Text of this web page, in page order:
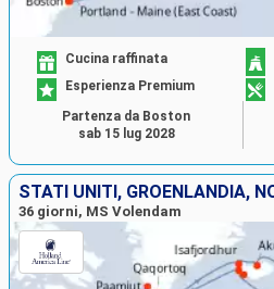
Cucina raffinata
Esperienza Premium
Partenza da Boston
sab 15 lug 2028
36 giorni, MS Volendam